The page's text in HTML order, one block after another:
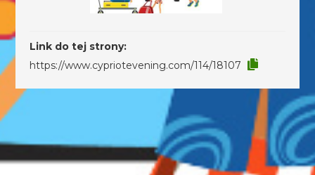
Link do tej strony:
https://www.cypriotevening.com/114/18107